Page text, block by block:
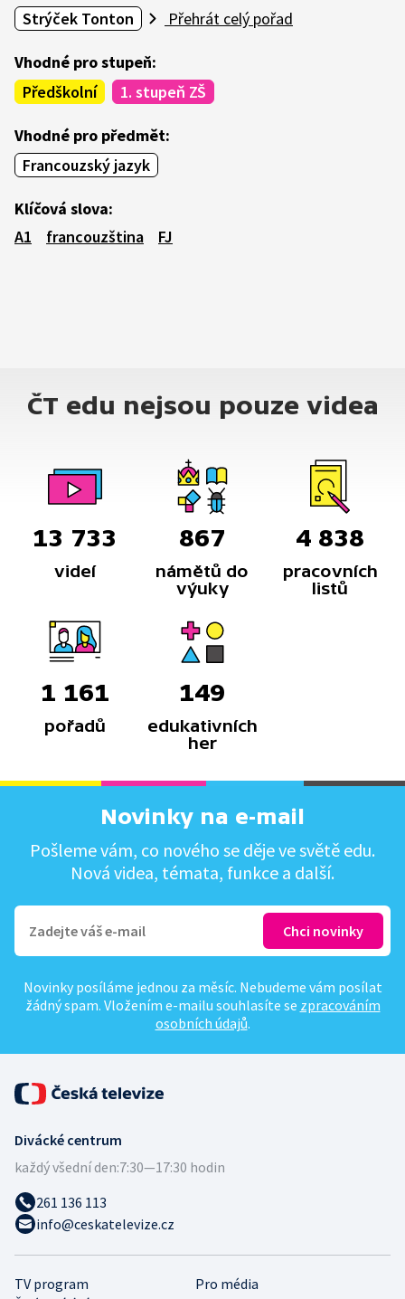
Strýček Tonton
Přehrát celý pořad
Vhodné pro stupeň:
Předškolní
1. stupeň ZŠ
Vhodné pro předmět:
Francouzský jazyk
Klíčová slova:
A1
francouzština FJ
ČT edu nejsou pouze videa
13 733
videí
867
námětů do
výuky
4 838
pracovních
listů
1 161
pořadů
149
edukativních
her
Novinky na e-mail
Pošleme vám, co nového se děje ve světě edu.
Nová videa, témata, funkce a další.
Novinky posíláme jednou za měsíc. Nebudeme vám posílat
žádný spam. Vložením e-mailu souhlasíte se zpracováním
osobních údajů.